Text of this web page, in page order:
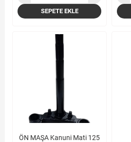
SEPETE EKLE
ÖN MAŞA Kanuni Mati 125